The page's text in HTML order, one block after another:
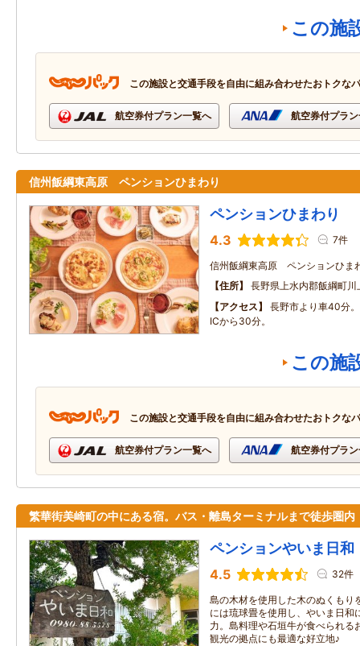
この施
この施設と交通手段を自由に組み合わせたおトクな
航空券付プラン一覧へ 航空券付プラ
信州飯綱東高原 ペンションひまわり
ペンションひまわり
4.3 7件
信州飯綱東高原 ペンションひま
住所
長野県上水内郡飯綱町川
アクセス
長野市より車40分
ICから30分。
この施
この施設と交通手段を自由に組み合わせたおトクな
航空券付プラン一覧へ 航空券付プラ
繁華街美崎町の中にある宿。バス・離島ターミナルまで徒歩圏内
ペンションやいま日和
4.5 32件
島の木材を使用した木のぬくもり
には琉球畳を使用し、やいま日和
力。島料理や石垣牛が食べられる
観光の拠点にも最適な好立地♪